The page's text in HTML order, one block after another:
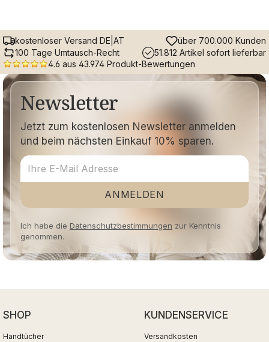
kostenloser Versand DE|AT
über 700.000 Kunden
100 Tage Umtausch-Recht
51.812 Artikel sofort lieferbar
4.6 aus 43.974 Produkt-Bewertungen
Newsletter
Jetzt zum kostenlosen Newsletter anmelden
und beim nächsten Einkauf 10% sparen.
ANMELDEN
Ich habe die Datenschutzbestimmungen zur Kenntnis
genommen.
SHOP
Handtücher
KUNDENSERVICE
Versandkosten